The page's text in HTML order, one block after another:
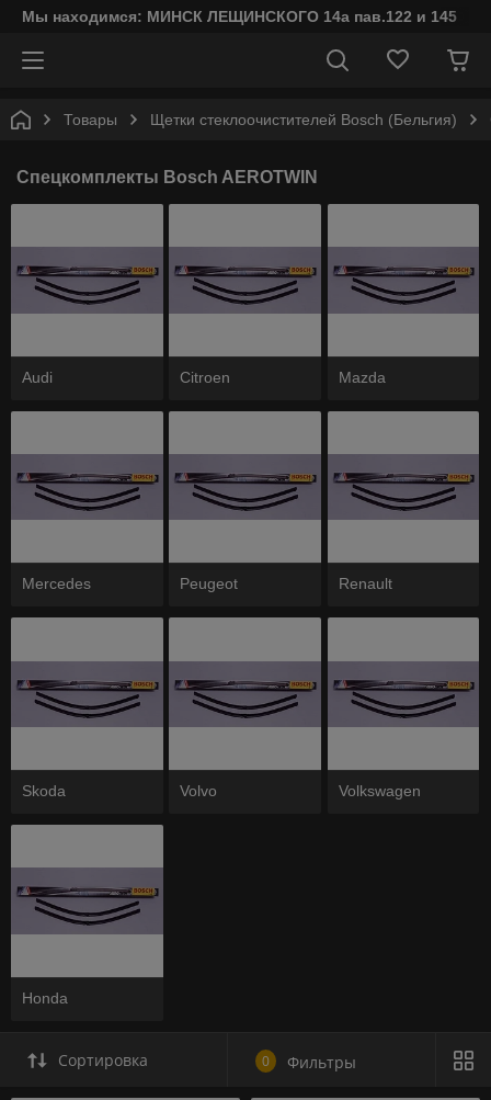
Мы находимся: МИНСК ЛЕЩИНСКОГО 14а пав.122 и 145
Товары Щетки стеклоочистителей Bosch (Бельгия)
Спецкомплекты Bosch AEROTWIN
Audi Citroen Mazda
Mercedes Peugeot Renault
Skoda Volvo Volkswagen
Honda
Сортировка 0 Фильтры